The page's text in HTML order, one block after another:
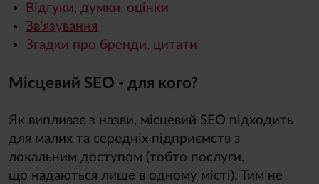
Відгуки, думки, оцінки
Зв’язування
Згадки про бренди, цитати
Місцевий SEO - для кого?
Як випливає з назви, місцевий SEO підходить
для малих та середніх підприємств з
локальним доступом (тобто послуги,
що надаються лише в одному місті). Тим не